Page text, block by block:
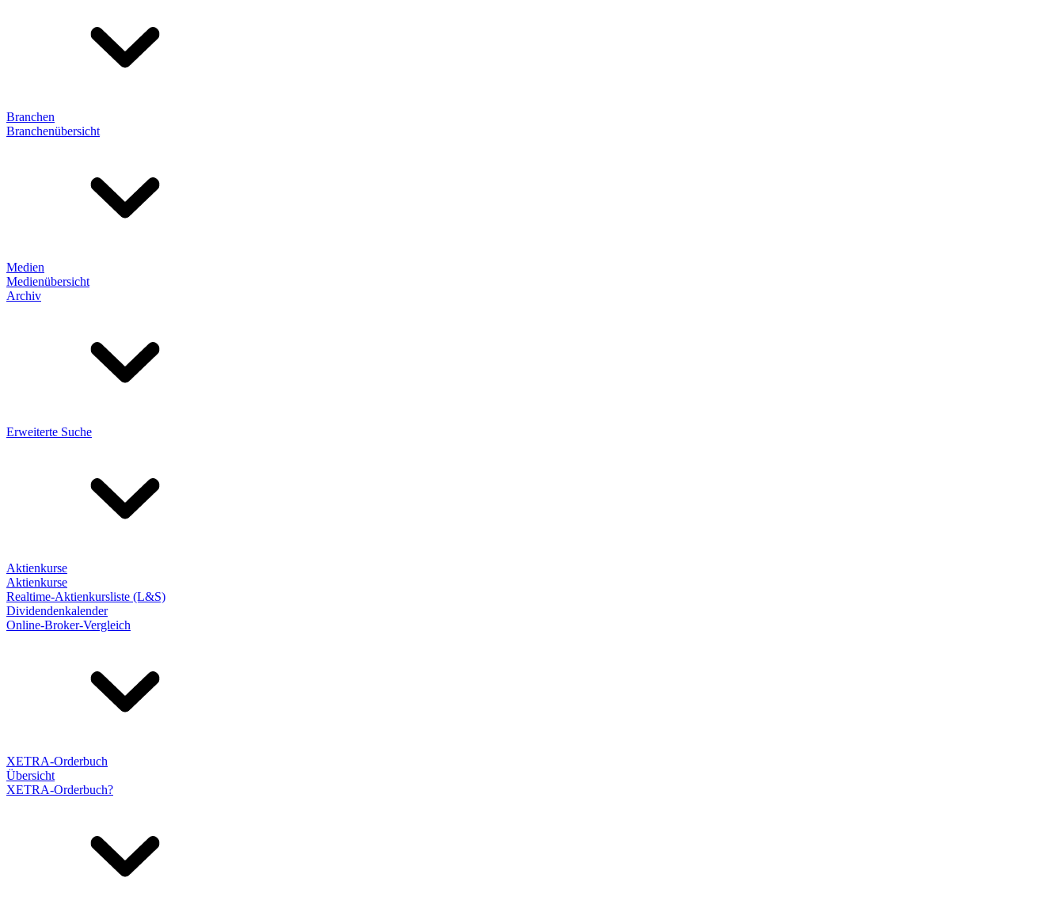
Branchen
Branchenübersicht
Medien
Medienübersicht
Archiv
Erweiterte Suche
Aktienkurse
Aktienkurse
Realtime-Aktienkursliste (L&S)
Dividendenkalender
Online-Broker-Vergleich
XETRA-Orderbuch
Übersicht
XETRA-Orderbuch?